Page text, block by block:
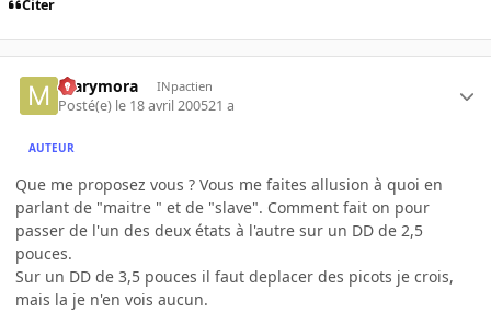
Citer
marymora INpactien
Posté(e) le 18 avril 200521 a
AUTEUR
Que me proposez vous ? Vous me faites allusion à quoi en
parlant de "maitre " et de "slave". Comment fait on pour
passer de l'un des deux états à l'autre sur un DD de 2,5
pouces.
Sur un DD de 3,5 pouces il faut deplacer des picots je crois,
mais la je n'en vois aucun.